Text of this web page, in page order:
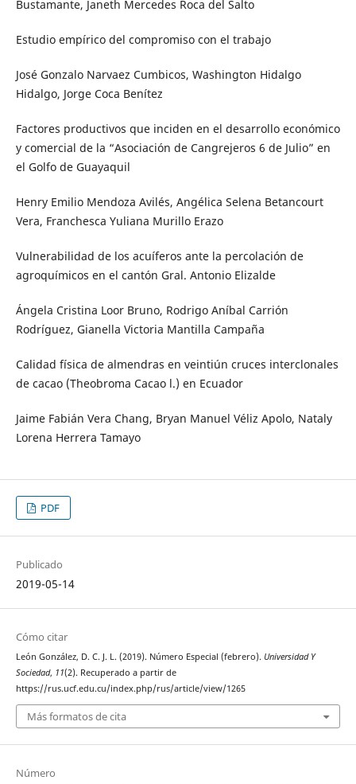
Bustamante, Janeth Mercedes Roca del Salto
Estudio empírico del compromiso con el trabajo
José Gonzalo Narvaez Cumbicos, Washington Hidalgo
Hidalgo, Jorge Coca Benítez
Factores productivos que inciden en el desarrollo económico
y comercial de la “Asociación de Cangrejeros 6 de Julio” en
el Golfo de Guayaquil
Henry Emilio Mendoza Avilés, Angélica Selena Betancourt
Vera, Franchesca Yuliana Murillo Erazo
Vulnerabilidad de los acuíferos ante la percolación de
agroquímicos en el cantón Gral. Antonio Elizalde
Ángela Cristina Loor Bruno, Rodrigo Aníbal Carrión
Rodríguez, Gianella Victoria Mantilla Campaña
Calidad física de almendras en veintiún cruces interclonales
de cacao (Theobroma Cacao l.) en Ecuador
Jaime Fabián Vera Chang, Bryan Manuel Véliz Apolo, Nataly
Lorena Herrera Tamayo
PDF
Publicado
2019-05-14
Cómo citar
León González, D. C. J. L. (2019). Número Especial (febrero). Universidad Y
Sociedad, 11(2). Recuperado a partir de
https://rus.ucf.edu.cu/index.php/rus/article/view/1265
Más formatos de cita
Número